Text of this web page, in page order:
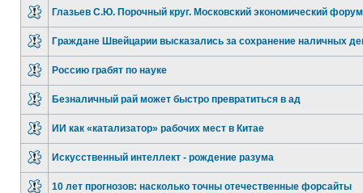
Глазьев С.Ю. Порочный круг. Московский экономический форум
Граждане Швейцарии высказались за сохранение наличных
Россию грабят по науке
Безналичный рай может быстро превратиться в ад
ИИ как «катализатор» рабочих мест в Китае
Искусственный интеллект - рождение разума
10 лет прогнозов: насколько точны отечественные форсайты